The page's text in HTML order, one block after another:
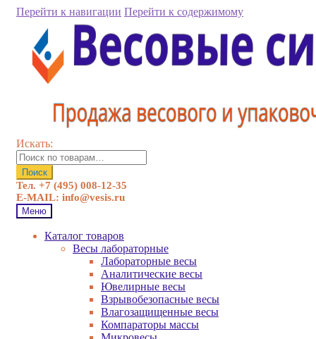
Перейти к навигации Перейти к содержимому
Искать:
Поиск
Тел. +7 (495) 008-12-35
E-MAIL: info@vesis.ru
Меню
Каталог товаров
Весы лабораторные
Лабораторные весы
Аналитические весы
Ювелирные весы
Взрывобезопасные весы
Влагозащищенные весы
Компараторы массы